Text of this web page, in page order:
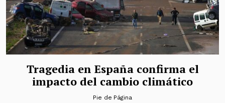
Tragedia en España confirma el
impacto del cambio climático
Pie de Página